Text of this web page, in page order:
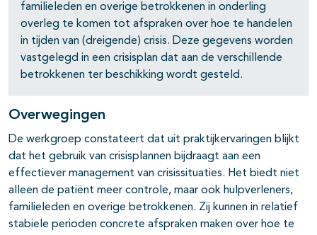
open- en dichtklappen
open- en dichtklappen
familieleden en overige betrokkenen in onderling
overleg te komen tot afspraken over hoe te handelen
in tijden van (dreigende) crisis. Deze gegevens worden
vastgelegd in een crisisplan dat aan de verschillende
betrokkenen ter beschikking wordt gesteld.
Overwegingen
De werkgroep constateert dat uit praktijkervaringen blijkt
dat het gebruik van crisisplannen bijdraagt aan een
effectiever management van crisissituaties. Het biedt niet
alleen de patiënt meer controle, maar ook hulpverleners,
familieleden en overige betrokkenen. Zij kunnen in relatief
stabiele perioden concrete afspraken maken over hoe te